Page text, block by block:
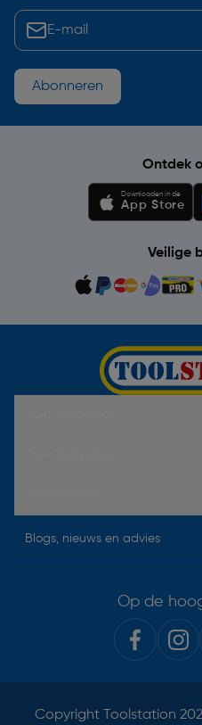
Abonneren
Ontdek
Downloaden in de
App Store
Veilige
Blogs, nieuws en advies
Op de
Copyright Toolstation